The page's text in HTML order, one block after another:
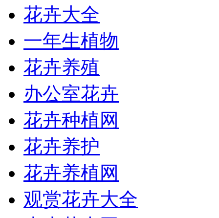
花卉大全
一年生植物
花卉养殖
办公室花卉
花卉种植网
花卉养护
花卉养植网
观赏花卉大全